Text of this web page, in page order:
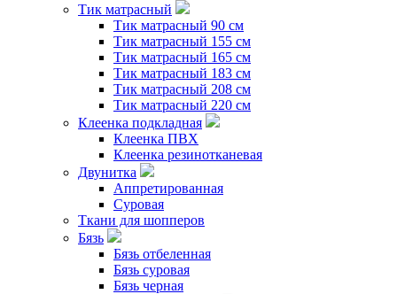
Тик матрасный
Тик матрасный 90 см
Тик матрасный 155 см
Тик матрасный 165 см
Тик матрасный 183 см
Тик матрасный 208 см
Тик матрасный 220 см
Клеенка подкладная
Клеенка ПВХ
Клеенка резинотканевая
Двунитка
Аппретированная
Суровая
Ткани для шопперов
Бязь
Бязь отбеленная
Бязь суровая
Бязь черная